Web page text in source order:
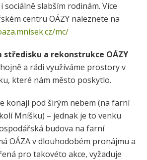
slabším rodinám. Více
centru OÁZY naleznete na
mc/
středisku a rekonstrukce OÁZY
a rádi využíváme prostory v
které nám město poskytlo.
konají pod širým nebem (na farní
Mníšku) – jednak je to venku
budova na farní
OÁZA v dlouhodobém pronájmu a
pro takovéto akce, vyžaduje